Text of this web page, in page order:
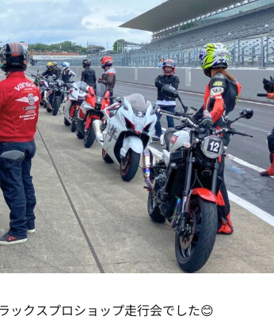
ックスプロショップ走行会でした😊